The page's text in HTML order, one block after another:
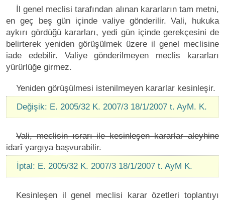
İl genel meclisi tarafından alınan kararların tam metni,
en geç beş gün içinde valiye gönderilir. Vali, hukuka
aykırı gördüğü kararları, yedi gün içinde gerekçesini de
belirterek yeniden görüşülmek üzere il genel meclisine
iade edebilir. Valiye gönderilmeyen meclis kararları
yürürlüğe girmez.
Yeniden görüşülmesi istenilmeyen kararlar kesinleşir.
Değişik: E. 2005/32 K. 2007/3 18/1/2007 t. AyM. K.
Vali, meclisin ısrarı ile kesinleşen kararlar aleyhine
idarî yargıya başvurabilir.
İptal: E. 2005/32 K. 2007/3 18/1/2007 t. AyM K.
Kesinleşen il genel meclisi karar özetleri toplantıyı